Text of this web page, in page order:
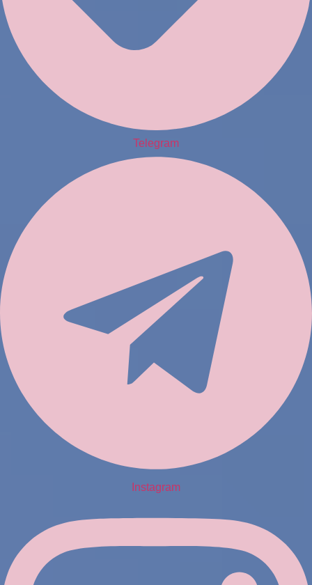
Telegram
Instagram